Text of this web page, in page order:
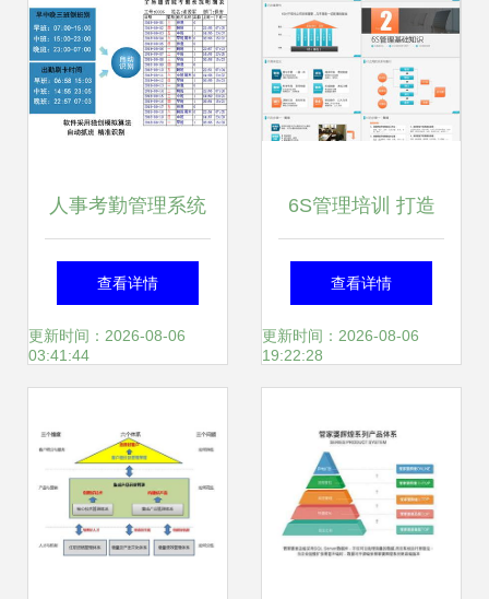
人事考勤管理系统
软件在企业工厂中
的核心作用
查看详情
更新时间：2026-08-06
03:41:44
6S管理培训 打造
高效、安全、整洁
的工作环境
查看详情
更新时间：2026-08-06
19:22:28